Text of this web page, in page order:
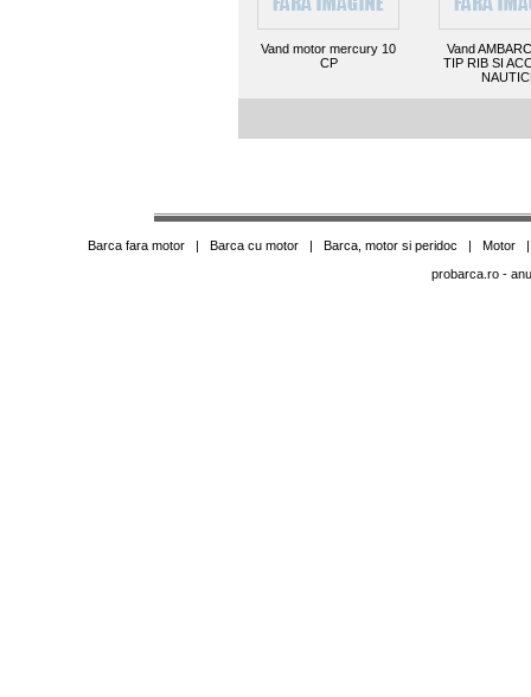
Vand motor mercury 10
CP
Vand
TIP RIB SI
Barca fara motor| Barca cu motor| Barca, motor si peridoc | Motor
probarca.ro-